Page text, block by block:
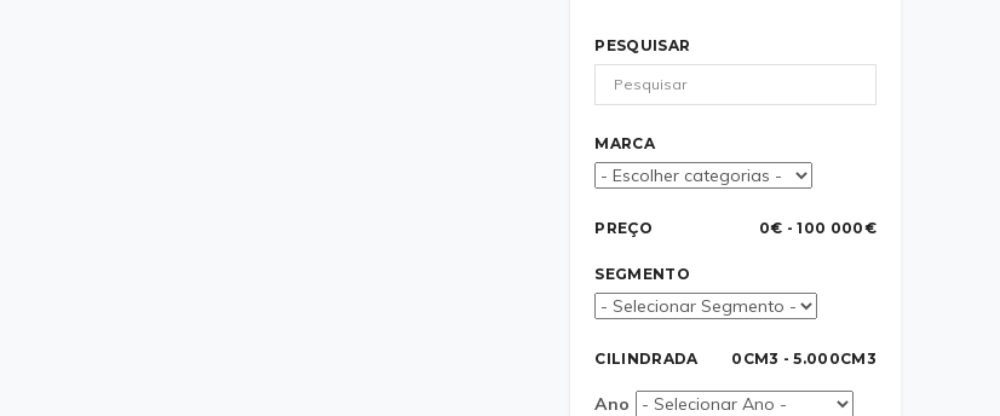
PESQUISAR
MARCA
PREÇO 0€ - 100 000€
SEGMENTO
CILINDRADA 0CM3 - 5.000CM3
Ano